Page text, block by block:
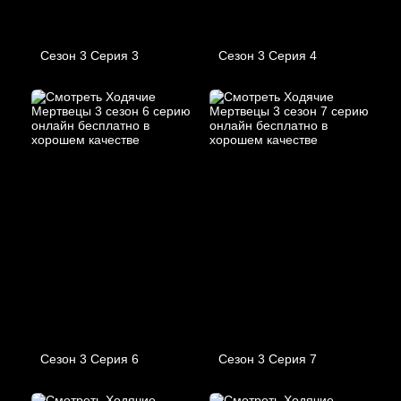
Сезон 3 Серия 3 Сезон 3 Серия 4
Сезон 3 Серия 6 Сезон 3 Серия 7